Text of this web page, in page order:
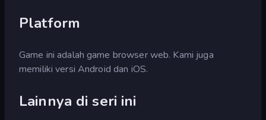
Platform
Game ini adalah game browser web. Kami juga
memiliki versi Android dan iOS.
Lainnya di seri ini